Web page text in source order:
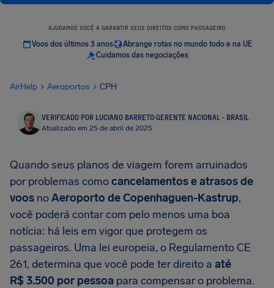
AJUDAMOS VOCÊ A GARANTIR SEUS DIREITOS COMO PASSAGEIRO
Voos dos últimos 3 anos
Abrange rotas no mundo todo e na UE
Cuidamos das negociações
AirHelp Aeroportos CPH
VERIFICADO POR LUCIANO BARRETO·GERENTE NACIONAL - BRASIL
Atualizado em 25 de abril de 2025
Quando seus planos de viagem forem arruinados
por problemas comocancelamentos e atrasos de
voos noAeroporto de Copenhaguen-Kastrup,
você poderá contar com pelo menos uma boa
notícia: há leis em vigor que protegem os
passageiros. Uma lei europeia, o Regulamento CE
261, determina que você pode ter direito a até
R$ 3.500 por pessoa para compensar o problema.